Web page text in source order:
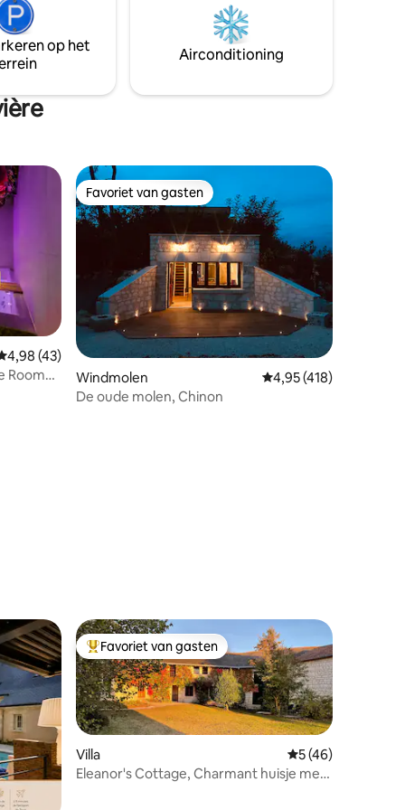
Niet
bezoeken. Natuurliefhebbers, het
kraken van kikkers van maart tot
augustus en het houtvuur in de winter
op het
Airconditioning
beoordeling van 4,98 op 5, 43 recensies
4,98 (43)
Room
Favoriet van gasten
Favoriet van gasten
Windmolen Gemiddelde
4,95 (418)
De oude molen, Chinon
Topfavoriet van gasten
Favoriet van gasten
Villa Gemiddelde
5 (46)
Eleanor's Cottage, Charmant huisje met